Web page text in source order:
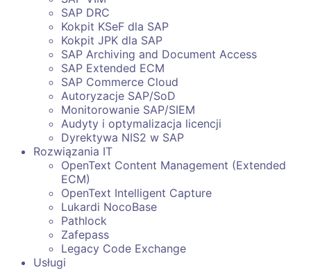
SAP DRC
Kokpit KSeF dla SAP
Kokpit JPK dla SAP
SAP Archiving and Document Access
SAP Extended ECM
SAP Commerce Cloud
Autoryzacje SAP/SoD
Monitorowanie SAP/SIEM
Audyty i optymalizacja licencji
Dyrektywa NIS2 w SAP
Rozwiązania IT
OpenText Content Management (Extended
ECM)
OpenText Intelligent Capture
Lukardi NocoBase
Pathlock
Zafepass
Legacy Code Exchange
Usługi